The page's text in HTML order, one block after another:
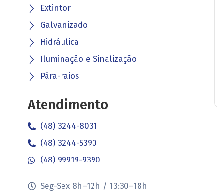
Extintor
Galvanizado
Hidráulica
Iluminação e Sinalização
Pára-raios
Atendimento
(48) 3244-8031
(48) 3244-5390
(48) 99919-9390
Seg-Sex 8h–12h / 13:30–18h